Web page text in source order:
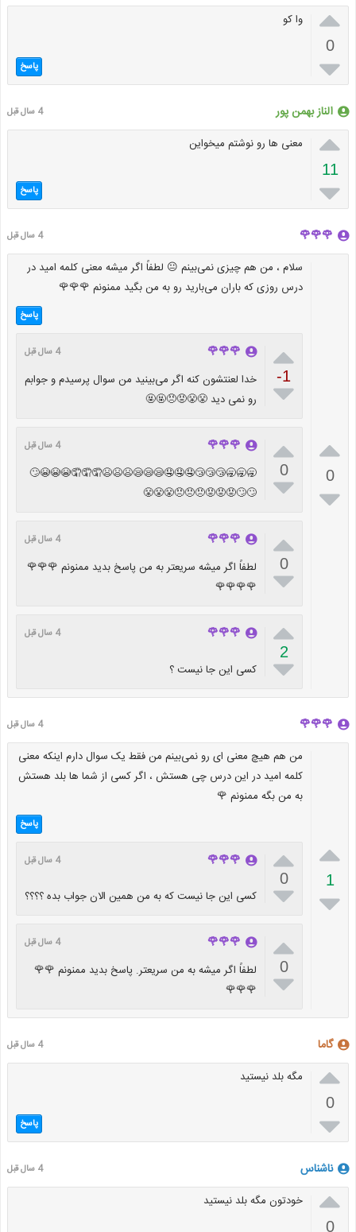

0

وا کو
پاسخ
الناز بهمن پور 4 سال قبل

11

معنی ها رو نوشتم میخواین
پاسخ
🌹🌹🌹 4 سال قبل

0

سلام ، من هم چیزی نمی‌بینم 😐 لطفاً اگر میشه معنی کلمه امید در
درس روزی که باران می‌بارید رو به من بگید ممنونم 🌹🌹🌹
پاسخ

-1

🌹🌹🌹 4 سال قبل
خدا لعنتشون کنه اگر می‌بینید من سوال پرسیدم و جوابم
رو نمی دید 😤😤😡😠🤬🤬

0

🌹🌹🌹 4 سال قبل
🥱🥱🥱😴😴😴🤤🤤🤤😪😪😪😫😫😫🤦🤦🤦😭😭😭🙄
🙄🙄😡😡😡😠😠😠😤😤😤

0

🌹🌹🌹 4 سال قبل
لطفاً اگر میشه سریعتر به من پاسخ بدید ممنونم 🌹🌹🌹
🌹🌹🌹🌹

2

🌹🌹🌹 4 سال قبل
کسی این جا نیست ؟
🌹🌹🌹 4 سال قبل

1

من هم هیچ معنی ای رو نمی‌بینم من فقط یک سوال دارم اینکه معنی
کلمه امید در این درس چی هستش ، اگر کسی از شما ها بلد هستش
به من بگه ممنونم 🌹
پاسخ

0

🌹🌹🌹 4 سال قبل
کسی این جا نیست که به من همین الان جواب بده ؟؟؟؟

0

🌹🌹🌹 4 سال قبل
لطفاً اگر میشه به من سریعتر. پاسخ بدید ممنونم 🌹🌹
🌹🌹🌹
گاما 4 سال قبل

0

مگه بلد نیستید
پاسخ
ناشناس 4 سال قبل

0
خودتون مگه بلد نیستید